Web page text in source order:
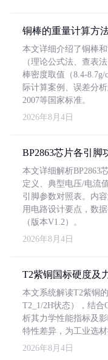
铜棒的重量计算方
本文详细介绍了铜棒
（理论公式法、查表
棒密度取值（8.4-8.7g/
际计算案例、误差分
2007等国家标准。
2026年8月4日
BP2863芯片各引脚
本文详细解析BP2863
定义、典型电压/电流
引脚参数对照表。内
用电路设计要点，数
（版本V1.2）。
2026年8月4日
T2紫铜国标硬度及
本文系统解读T2紫铜
T2_1/2H状态），结合
析其力学性能指标及
特性差异，为工业选材
2026年8月4日